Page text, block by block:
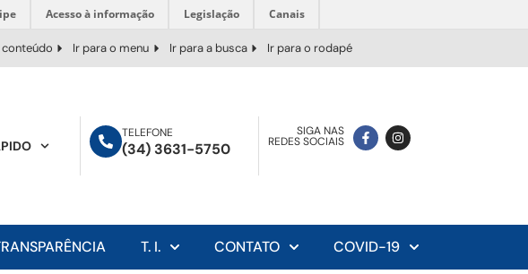
Acesso à informação Legislação Canais
conteúdo Ir para o menu Ir para a busca Ir para o rodapé
TELEFONE
(34) 3631-5750
SIGA NAS
REDES SOCIAIS
T. I. CONTATO COVID-19